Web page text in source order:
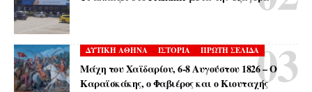
ΔΥΤΙΚΗ ΑΘΗΝΑ ΙΣΤΟΡΙΑ ΠΡΩΤΗ ΣΕΛΙΔΑ
Μάχη του Χαϊδαρίου, 6-8 Αυγούστου 1826 – Ο
Καραϊσκάκης, ο Φαβιέρος και ο Κιουταχής